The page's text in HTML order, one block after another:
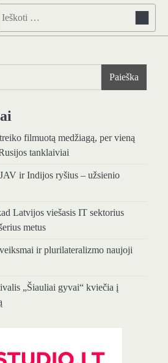
Ieškoti:
Paieška
filmuotą medžiagą, per vieną
tanklaiviai
ir Indijos ryšius – užsienio
Latvijos viešasis IT sektorius
metus
ir plurilateralizmo naujoji
„Šiauliai gyvai“ kviečia į